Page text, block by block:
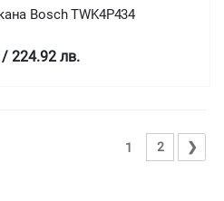
Bosch TWK4P434
224.92 лв.
1 2 ❯